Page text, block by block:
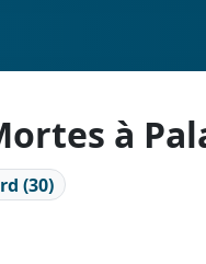
à
(30)